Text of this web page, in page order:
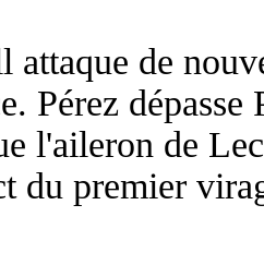
attaque de
Pérez
l'aileron de
du premier